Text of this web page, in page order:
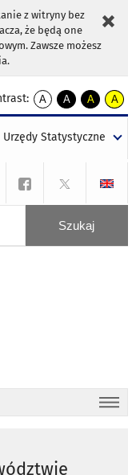
z witryny bez
że będą one
Zawsze możesz
A
kontrast
A
kontrast
tekst
czarnym
A
kontrast
tekst
czarnym
A
tekst
żółtym
Urzędy Statystyczne